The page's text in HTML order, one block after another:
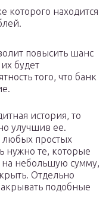
которого находится
повысить шанс
будет
того, что банк
история, то
улучшив ее.
простых
нужно те, которые
небольшую сумму,
Отдельно
подобные